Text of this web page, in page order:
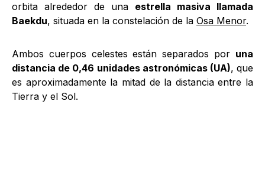
orbita alrededor de una estrella masiva llamada
Baekdu, situada en la constelación de la Osa Menor.
Ambos cuerpos celestes están separados por una
distancia de 0,46 unidades astronómicas (UA), que
es aproximadamente la mitad de la distancia entre la
Tierra y el Sol.